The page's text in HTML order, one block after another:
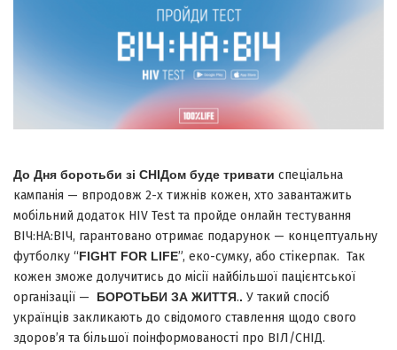
До Дня боротьби зі СНІДом буде тривати спеціальна
кампанія — впродовж 2-х тижнів кожен, хто завантажить
мобільний додаток HIV Test та пройде онлайн тестування
ВІЧ:НА:ВІЧ, гарантовано отримає подарунок — концептуальну
футболку “FIGHT FOR LIFE”, еко-сумку, або стікерпак. Так
кожен зможе долучитись до місії найбільшої пацієнтської
організації — БОРОТЬБИ ЗА ЖИТТЯ.. У такий спосіб
українців закликають до свідомого ставлення щодо свого
здоров’я та більшої поінформованості про ВІЛ/СНІД.